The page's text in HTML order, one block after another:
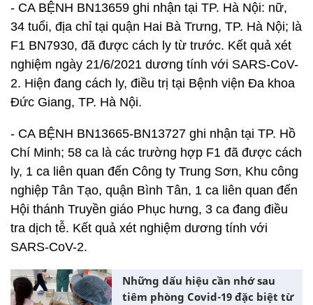
- CA BỆNH BN13659 ghi nhận tại TP. Hà Nội: nữ,
34 tuổi, địa chỉ tại quận Hai Bà Trưng, TP. Hà Nội; là
F1 BN7930, đã được cách ly từ trước. Kết quả xét
nghiệm ngày 21/6/2021 dương tính với SARS-CoV-
2. Hiện đang cách ly, điều trị tại Bệnh viện Đa khoa
Đức Giang, TP. Hà Nội.
- CA BỆNH BN13665-BN13727 ghi nhận tại TP. Hồ
Chí Minh; 58 ca là các trường hợp F1 đã được cách
ly, 1 ca liên quan đến Công ty Trung Sơn, Khu công
nghiệp Tân Tạo, quận Bình Tân, 1 ca liên quan đến
Hội thánh Truyền giáo Phục hưng, 3 ca đang điều
tra dịch tễ. Kết quả xét nghiệm dương tính với
SARS-CoV-2.
Những dấu hiệu cần nhớ sau
tiêm phòng Covid-19 đặc biệt từ